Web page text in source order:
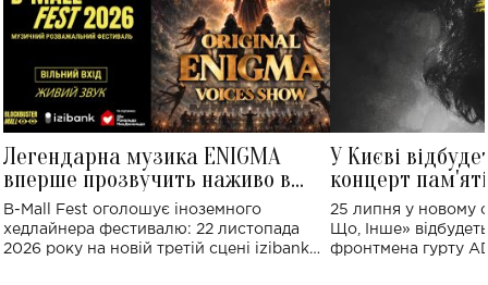
Легендарна музика ENIGMA
вперше прозвучить наживо в
Україні: де відбудеться концерт
B-Mall Fest оголошує іноземного
хедлайнера фестивалю: 22 листопада
2026 року на новій третій сцені izibank
У Києві
концерт
Клименка:
виконають
25 липня у новому
Що, Інше»
фронтмена гурту